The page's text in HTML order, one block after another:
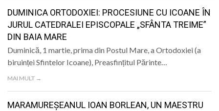
DUMINICA ORTODOXIEI: PROCESIUNE CU ICOANE ÎN
JURUL CATEDRALEI EPISCOPALE „SFÂNTA TREIME”
DIN BAIA MARE
Duminică, 1 martie, prima din Postul Mare, a Ortodoxiei (a
biruinței Sfintelor Icoane), Preasfințitul Părinte…
MAI MULT →
MARAMUREȘEANUL IOAN BORLEAN, UN MAESTRU